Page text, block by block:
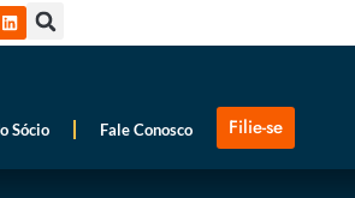
Sócio Fale Conosco Filie-se